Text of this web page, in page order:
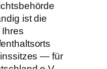
ist die
— für